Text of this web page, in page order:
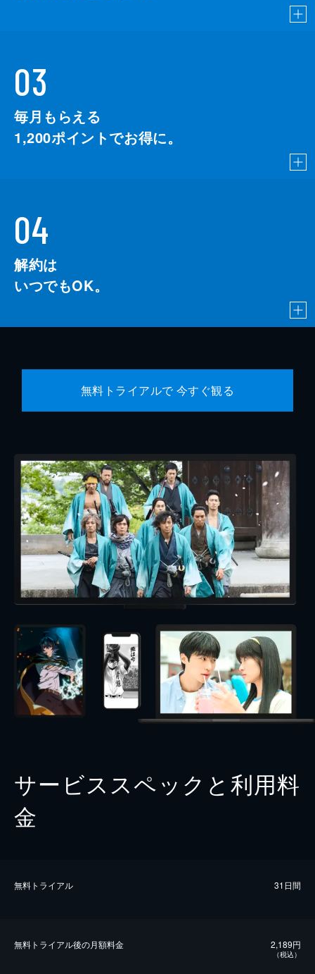
03
毎月もらえる
1,200ポイントでお得に。
04
解約は
いつでもOK。
無料トライアルで 今すぐ観る
サービススペックと利用料
金
無料トライアル 31日間
無料トライアル後の⽉額料金 2,189円
（税込）